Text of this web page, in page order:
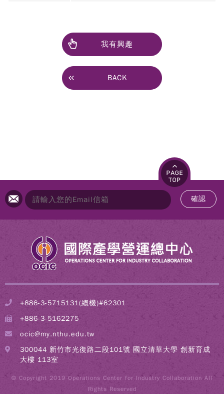
我有興趣
BACK
確認
+886-3-5715131(總機)#62301
+886-3-5162275
ocic@my.nthu.edu.tw
300044 新竹市光復路二段101號 國立清華大學 創新育成
大樓 113室
© Copyright 2019 Operations Center for Industry Collaboration All
Rights Reserved